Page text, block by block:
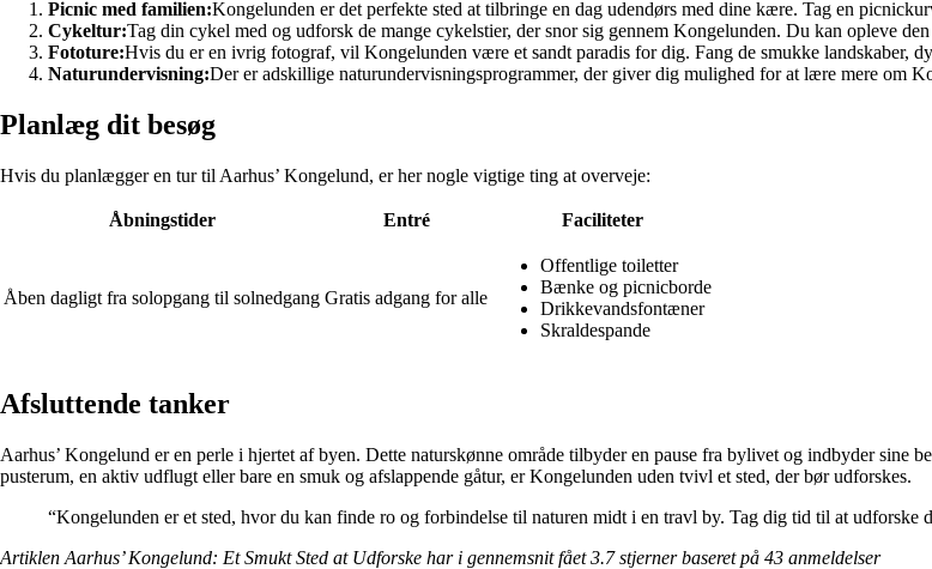
Picnic med familien:Kongelunden er det perfekte sted at tilbringe en dag udendørs med dine kære. Tag en
Cykeltur:Tag din cykel med og udforsk de mange cykelstier, der snor sig gennem Kongelunden. Du kan opleve
Fototure:Hvis du er en ivrig fotograf, vil Kongelunden være et sandt paradis for dig. Fang de smukke landskaber,
Naturundervisning:Der er adskillige naturundervisningsprogrammer, der giver dig mulighed for at lære mere om
Planlæg dit besøg
Hvis du planlægger en tur til Aarhus’ Kongelund, er her nogle vigtige ting at overveje:
Åbningstider Entré Faciliteter
Åben dagligt fra solopgang til solnedgang Gratis adgang for alle
Offentlige toiletter
Bænke og picnicborde
Drikkevandsfontæner
Skraldespande
Afsluttende tanker
Aarhus’ Kongelund er en perle i hjertet af byen. Dette naturskønne område tilbyder en pause fra bylivet og indbyder sine
pusterum, en aktiv udflugt eller bare en smuk og afslappende gåtur, er Kongelunden uden tvivl et sted, der bør udforskes.
“Kongelunden er et sted, hvor du kan finde ro og forbindelse til naturen midt i en travl by. Tag dig tid til at udforske
Artiklen Aarhus’ Kongelund: Et Smukt Sted at Udforske har i gennemsnit fået3.7stjerner baseret på 43 anmeldelser